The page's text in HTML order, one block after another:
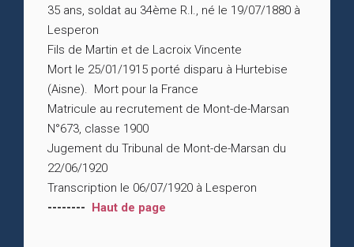
35 ans, soldat au 34ème R.I., né le 19/07/1880 à
Lesperon
Fils de Martin et de Lacroix Vincente
Mort le 25/01/1915 porté disparu à Hurtebise
(Aisne). Mort pour la France
Matricule au recrutement de Mont-de-Marsan
N°673, classe 1900
Jugement du Tribunal de Mont-de-Marsan du
22/06/1920
Transcription le 06/07/1920 à Lesperon
-------- Haut de page